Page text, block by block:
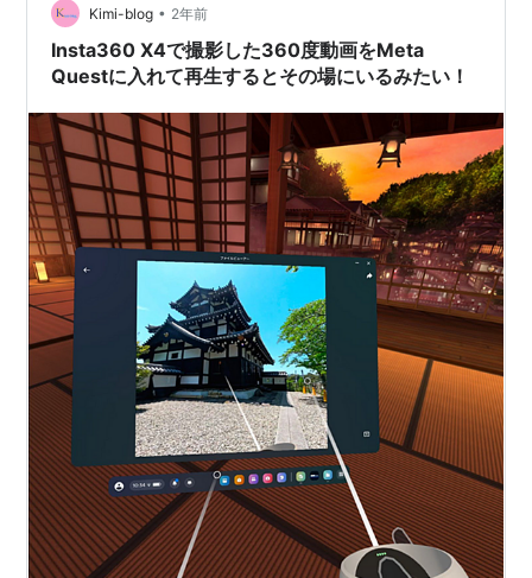
たら、最高だった🐟#insta360 #Insta360X4 #動画 #海
pic.twit…
Kimi-blog • 2年前
Insta360 X4で撮影した360度動画をMeta
Questに入れて再生するとその場にいるみたい！